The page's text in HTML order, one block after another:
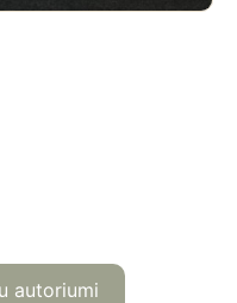
autoriumi